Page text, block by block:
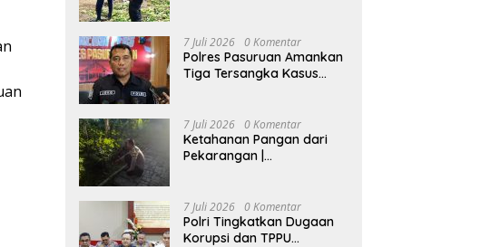
7 Juli 2026 0 Komentar
Polres Pasuruan Amankan
Tiga Tersangka Kasus
7 Juli 2026 0 Komentar
Ketahanan Pangan dari
Pekarangan |
Budidaya Singkong
7 Juli 2026 0 Komentar
Polri Tingkatkan Dugaan
Korupsi dan TPPU